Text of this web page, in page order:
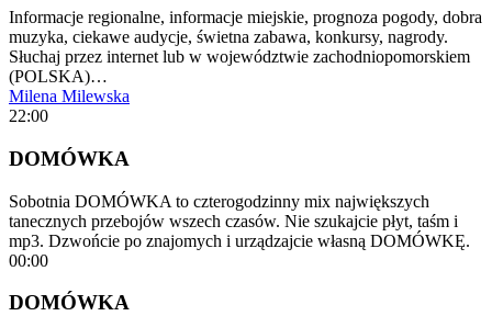
Informacje regionalne, informacje miejskie, prognoza pogody, dobra
muzyka, ciekawe audycje, świetna zabawa, konkursy, nagrody.
Słuchaj przez internet lub w województwie zachodniopomorskiem
(POLSKA)…
Milena Milewska
22:00
DOMÓWKA
Sobotnia DOMÓWKA to czterogodzinny mix największych
tanecznych przebojów wszech czasów. Nie szukajcie płyt, taśm i
mp3. Dzwońcie po znajomych i urządzajcie własną DOMÓWKĘ.
00:00
DOMÓWKA